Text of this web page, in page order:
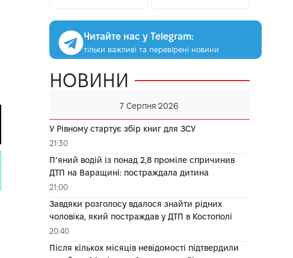
Читайте нас у Telegram:
тільки важливі та перевірені новини
НОВИНИ
7 Серпня 2026
У Рівному стартує збір книг для ЗСУ
21:30
П’яний водій із понад 2,8 проміле спричинив
ДТП на Варащині: постраждала дитина
21:00
Завдяки розголосу вдалося знайти рідних
чоловіка, який постраждав у ДТП в Костополі
20:40
Після кількох місяців невідомості підтвердили